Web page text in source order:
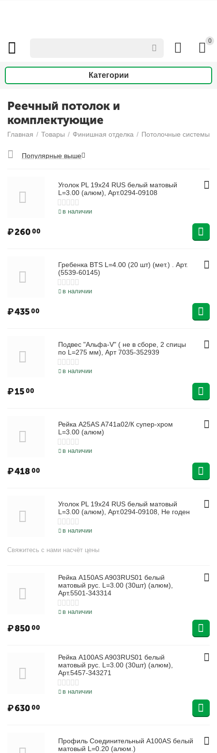
0
Категории
Реечный потолок и
комплектующие
Главная / Товары / Финишная отделка / Потолочные системы
Популярные выше
Уголок PL 19х24 RUS белый матовый
L=3.00 (алюм), Арт.0294-09108
в наличии
₽26000
Гребенка BTS L=4.00 (20 шт) (мет.) . Арт.
(5539-60145)
в наличии
₽43500
Подвес "Альфа-V" ( не в сборе, 2 спицы
по L=275 мм), Арт 7035-352939
в наличии
₽1500
Рейка А25АS A741а02/К супер-хром
L=3.00 (алюм)
в наличии
₽41800
Уголок PL 19х24 RUS белый матовый
L=3.00 (алюм), Арт.0294-09108, Не годен
в наличии
Свяжитесь с нами насчёт цены
Рейка А150АS A903RUS01 белый
матовый рус. L=3.00 (30шт) (алюм),
Арт.5501-343314
в наличии
₽85000
Рейка А100АS A903RUS01 белый
матовый рус. L=3.00 (30шт) (алюм),
Арт.5457-343271
в наличии
₽63000
Профиль Соединительный A100AS белый
матовый L=0.20 (алюм.)